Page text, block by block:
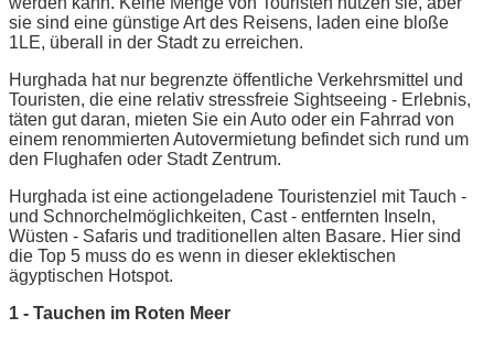
sie sind eine günstige Art des Reisens, laden eine bloße
1LE, überall in der Stadt zu erreichen.
Hurghada hat nur begrenzte öffentliche Verkehrsmittel und
Touristen, die eine relativ stressfreie Sightseeing - Erlebnis,
täten gut daran, mieten Sie ein Auto oder ein Fahrrad von
einem renommierten Autovermietung befindet sich rund um
den Flughafen oder Stadt Zentrum.
Hurghada ist eine actiongeladene Touristenziel mit Tauch -
und Schnorchelmöglichkeiten, Cast - entfernten Inseln,
Wüsten - Safaris und traditionellen alten Basare. Hier sind
die Top 5 muss do es wenn in dieser eklektischen
ägyptischen Hotspot.
1 - Tauchen im Roten Meer